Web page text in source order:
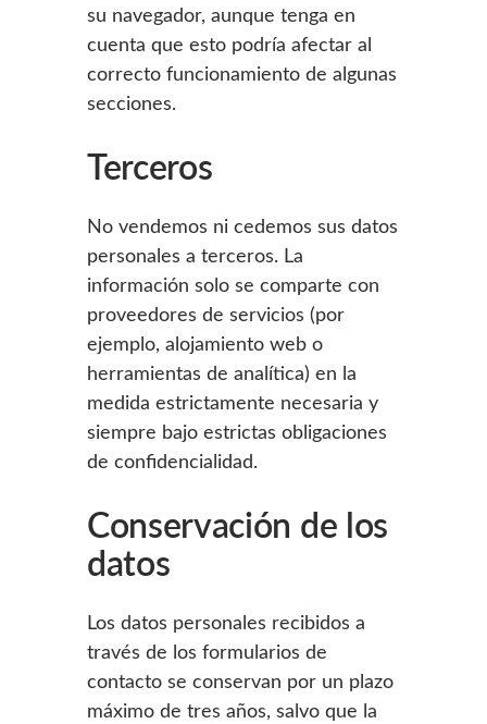
su navegador, aunque tenga en
cuenta que esto podría afectar al
correcto funcionamiento de algunas
secciones.
Terceros
No vendemos ni cedemos sus datos
personales a terceros. La
información solo se comparte con
proveedores de servicios (por
ejemplo, alojamiento web o
herramientas de analítica) en la
medida estrictamente necesaria y
siempre bajo estrictas obligaciones
de confidencialidad.
Conservación de los
datos
Los datos personales recibidos a
través de los formularios de
contacto se conservan por un plazo
máximo de tres años, salvo que la